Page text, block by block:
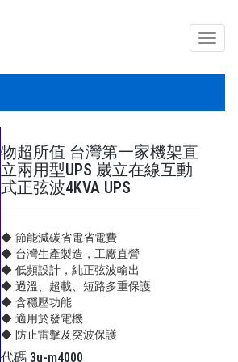
導
覽
列
物超所值 台灣第一家機架直
立兩用型UPS 崴立在線互動
式正弦波4KVA UPS
◆ 節能減碳省電省電費
◆ 台灣生產製造，工廠直營
◆ 低頻設計，純正弦波輸出
◆ 過溫、超載、短路多重保護
◆ 含穩壓功能
◆ 適用於發電機
◆ 防止雷擊及突波保護
代碼 3u-m4000